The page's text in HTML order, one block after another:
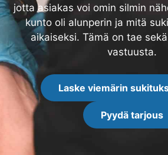
jotta asiakas voi omin silmin
kunto oli alunperin ja mitä
aikaiseksi. Tämä on tae
vastuusta.
Laske viemärin
Pyydä tarjous